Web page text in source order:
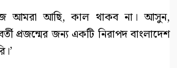
আমরা আছি, কাল থাকব না। আসুন,
প্রজন্মের জন্য একটি নিরাপদ বাংলাদেশ